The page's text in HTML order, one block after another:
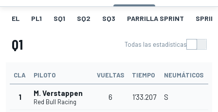
EL PL1 SQ1 SQ2 SQ3 PARRILLA SPRINT
Q1 Todas las estadísticas
CLA PILOTO VUELTAS TIEMPO NEUMÁTICOS
1 M. Verstappen
Red Bull Racing
6 1'33.207 S